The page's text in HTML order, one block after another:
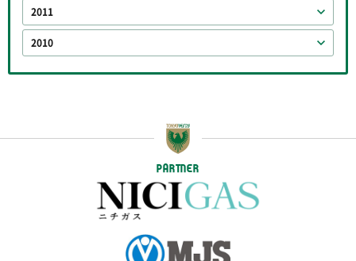
2011
2010
PARTNER